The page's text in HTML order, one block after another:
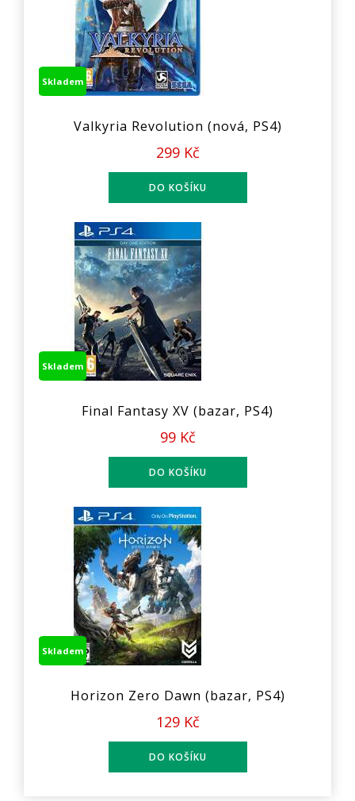
Skladem
Valkyria Revolution (nová, PS4)
299 Kč
Skladem
Final Fantasy XV (bazar, PS4)
99 Kč
Skladem
Horizon Zero Dawn (bazar, PS4)
129 Kč